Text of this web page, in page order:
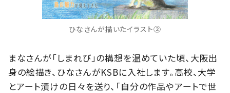
ひなさんが描いたイラスト②
まなさんが「しまれび」の構想を温めていた頃、大阪出
身の絵描き、ひなさんがKSBに入社します。高校、大学
とアート漬けの日々を送り、「自分の作品やアートで世